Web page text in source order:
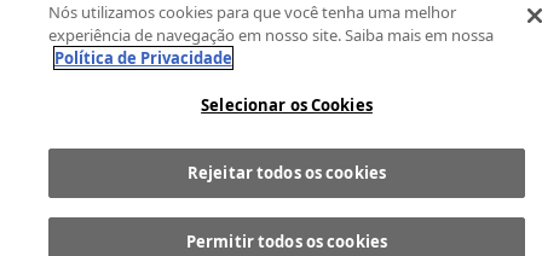
Comprar
Paulo/SP, CEP 02029-001, Telefone: 11 3003-3728 ©
2013 Fast Shop - Todos os direitos reservadosRF
Nós utilizamos cookies para que você tenha uma melhor
experiência de navegação em nosso site. Saiba mais em nossa
Política de Privacidade
Selecionar os Cookies
Rejeitar todos os cookies
Permitir todos os cookies